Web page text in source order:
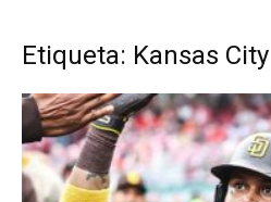
Etiqueta: Kansas City